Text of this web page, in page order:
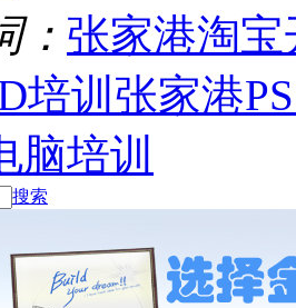
： 张家港淘
培训 张家港
脑培训
搜索